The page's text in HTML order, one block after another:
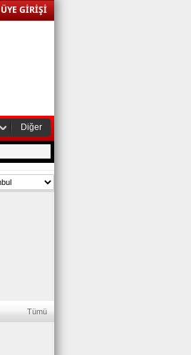
ÜYE GİRİŞİ
Diğer
Tümü